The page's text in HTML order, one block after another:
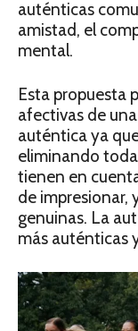
auténticas
amistad, el
mental.
Esta propuesta
afectivas de
auténtica ya
eliminando
tienen en
de impresionar,
genuinas. La
más auténticas